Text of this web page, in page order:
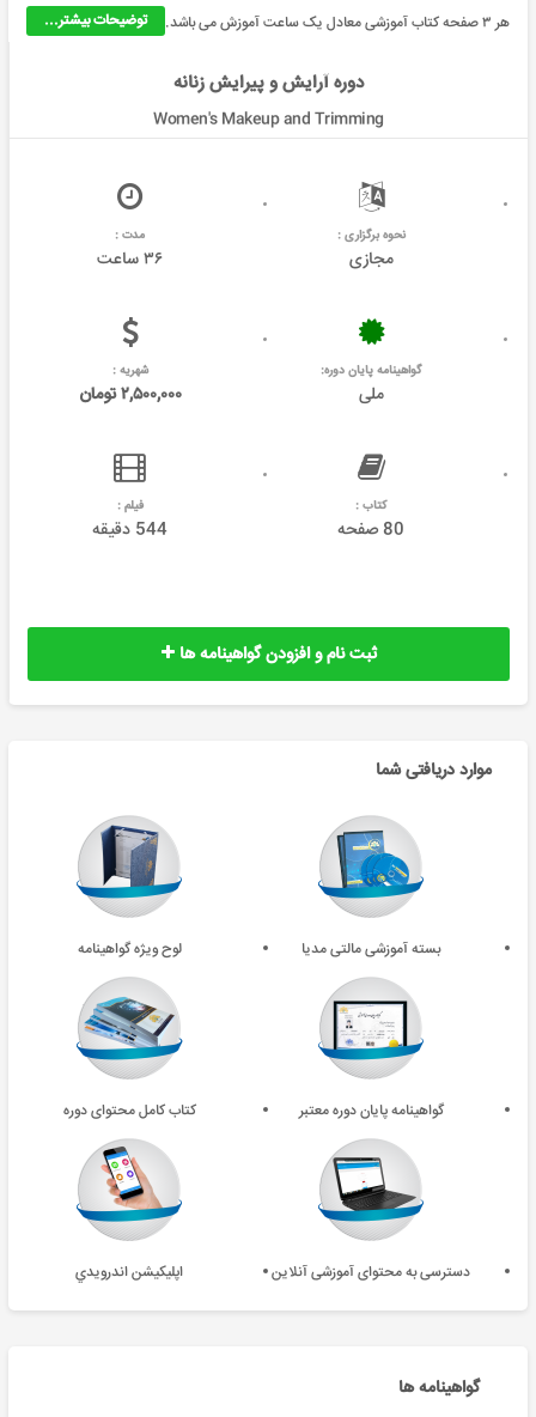
توضیحات بیشتر...
هر ۳ صفحه کتاب آموزشی معادل یک ساعت آموزش می باشد.
دوره آرایش و پیرایش زنانه
Women's Makeup and Trimming
نحوه برگزاری :
مجازی
مدت :
۳۶ ساعت
گواهینامه پایان دوره:
ملی
شهریه :
۲,۵۰۰,۰۰۰ تومان
کتاب :
80 صفحه
فیلم :
544 دقیقه
ثبت نام و افزودن گواهینامه ها
موارد دریافتی شما
بسته آموزشی مالتی مدیا لوح ویژه گواهینامه
گواهینامه پایان دوره معتبر کتاب کامل محتوای دوره
دسترسی به محتوای آموزشی آنلاین اپليکيشن اندرويدي
گواهینامه ها